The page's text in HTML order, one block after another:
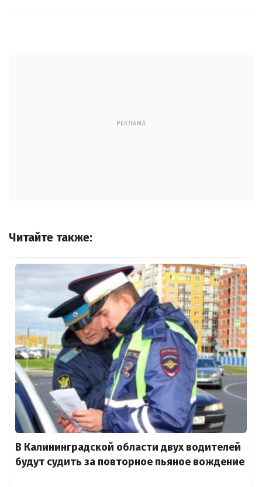
РЕКЛАМА
Читайте также:
В Калининградской области двух водителей
будут судить за повторное пьяное вождение